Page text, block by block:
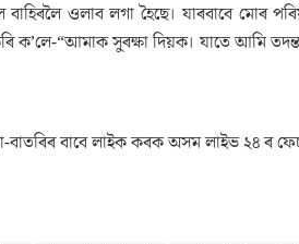
ওলাব লগা হৈছে। যাৰবাবে মোৰ
“আমাক সুৰক্ষা দিয়ক। যাতে আমি
বাতৰিৰ বাবে লাইক কৰক অসম লাইভ ২৪ ৰ